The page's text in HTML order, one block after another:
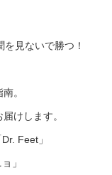
見ないで勝つ！
。
けします。
Dr. Feet」
ョ」